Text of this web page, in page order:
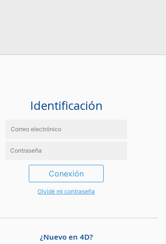
Identificación
Conexión
Olvidé mi contraseña
¿Nuevo en 4D?